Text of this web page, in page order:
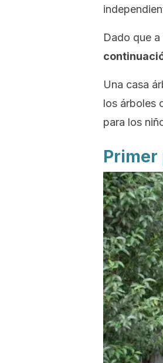
Dado que
Una casa
los árboles
para los
Primer